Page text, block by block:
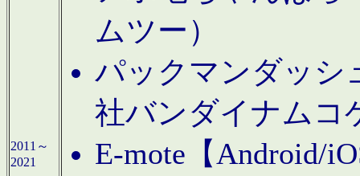
2011～
2021
ムツー）
パックマンダッシ
社バンダイナムコ
E-mote【Android/